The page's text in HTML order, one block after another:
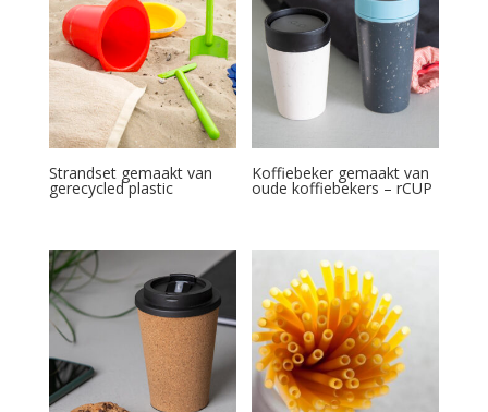
Strandset gemaakt van
gerecycled plastic
Koffiebeker gemaakt van
oude koffiebekers – rCUP